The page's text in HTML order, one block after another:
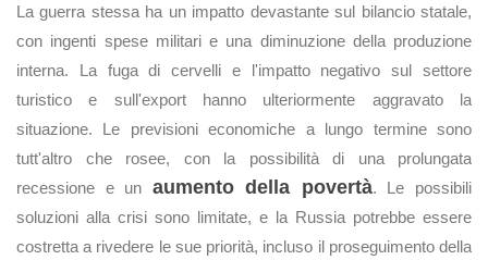
La guerra stessa ha un impatto devastante sul bilancio statale,
con ingenti spese militari e una diminuzione della produzione
interna. La fuga di cervelli e l'impatto negativo sul settore
turistico e sull'export hanno ulteriormente aggravato la
situazione. Le previsioni economiche a lungo termine sono
tutt'altro che rosee, con la possibilità di una prolungata
recessione e un aumento della povertà. Le possibili
soluzioni alla crisi sono limitate, e la Russia potrebbe essere
costretta a rivedere le sue priorità, incluso il proseguimento della